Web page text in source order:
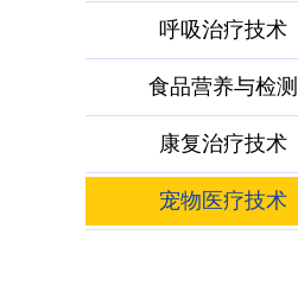
呼吸治疗技术
食品营养与检测
康复治疗技术
宠物医疗技术